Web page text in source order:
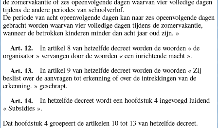
tijdens de andere periodes van schoolverlof.
De periode van acht opeenvolgende dagen kan naar zes opeenvolgende dagen
gebracht worden waarvan vier volledige dagen tijdens de zomervakantie,
wanneer de betrokken kinderen minder dan acht jaar oud zijn. »
Art. 12.
In artikel 8 van hetzelfde decreet worden de woorden « de
organisator » vervangen door de woorden « een inrichtende macht ».
Art. 13.
In artikel 9 van hetzelfde decreet worden de woorden « Zij
beslist over de aanvragen tot erkenning of over de intrekkingen van de
erkenning. » geschrapt.
Art. 14.
In hetzelfde decreet wordt een hoofdstuk 4 ingevoegd luidend
« Subsidies ».
Dat hoofdstuk 4 groepeert de artikelen 10 tot 13 van hetzelfde decreet.